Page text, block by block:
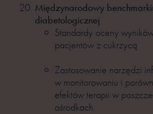
Międzynarodowy
diabetologicznej
Standardy oceny
pacjentów z cukrzycą
Zastosowanie narzędzi
w monitorowaniu i
efektów terapii w
ośrodkach